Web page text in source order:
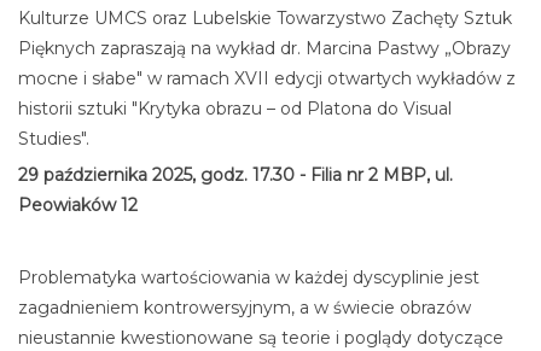
Kulturze UMCS oraz Lubelskie Towarzystwo Zachęty Sztuk
Pięknych zapraszają na wykład dr. Marcina Pastwy „Obrazy
mocne i słabe" w ramach XVII edycji otwartych wykładów z
historii sztuki "Krytyka obrazu – od Platona do Visual
Studies".
29 października 2025, godz. 17.30 - Filia nr 2 MBP, ul.
Peowiaków 12
Problematyka wartościowania w każdej dyscyplinie jest
zagadnieniem kontrowersyjnym, a w świecie obrazów
nieustannie kwestionowane są teorie i poglądy dotyczące